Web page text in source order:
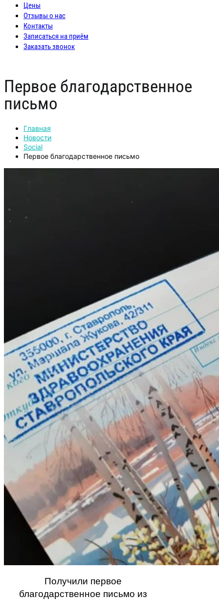
Цены
Отзывы о нас
Контакты
Записаться на приём
Заказать звонок
Первое благодарственное
письмо
Главная
Новости
Social
Первое благодарственное письмо
Получили первое
благодарственное письмо из